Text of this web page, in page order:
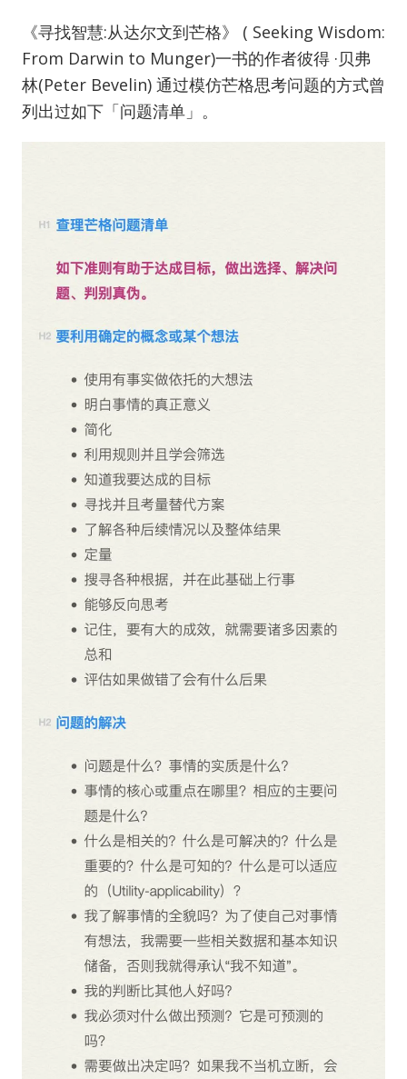
《寻找智慧:从达尔文到芒格》 ( Seeking Wisdom:
From Darwin to Munger)一书的作者彼得 ·贝弗
林(Peter Bevelin) 通过模仿芒格思考问题的方式曾
列出过如下「问题清单」。